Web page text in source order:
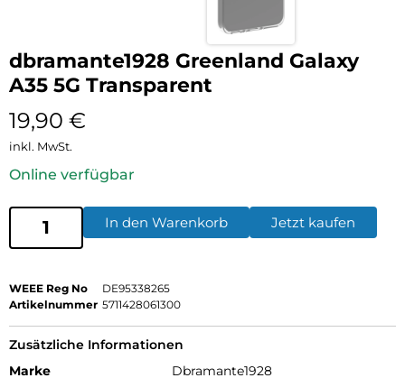
dbramante1928 Greenland Galaxy
A35 5G Transparent
19,90 €
inkl. MwSt.
Online verfügbar
In den Warenkorb Jetzt kaufen
WEEE Reg No
DE95338265
Artikelnummer 5711428061300
Zusätzliche Informationen
Marke
Dbramante1928